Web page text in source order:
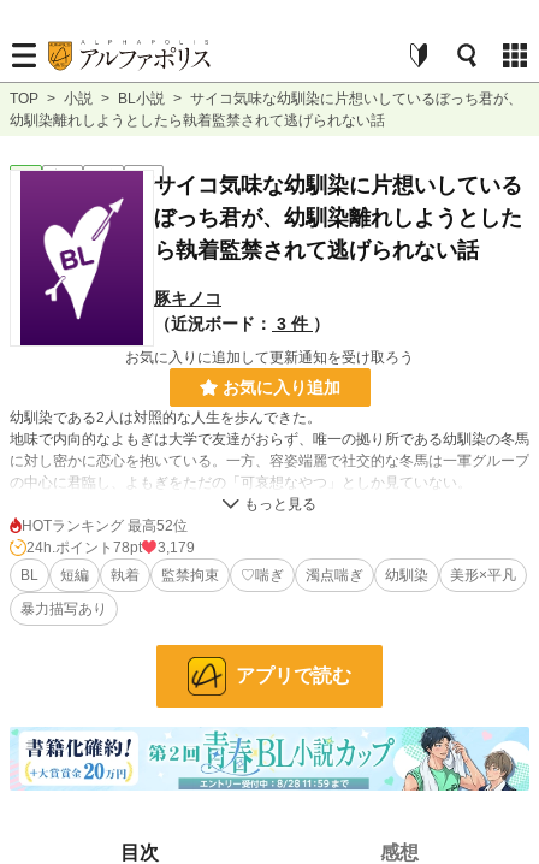
TOP > 小説 > BL小説 > サイコ気味な幼馴染に片想いしているぼっち君が、
幼馴染離れしようとしたら執着監禁されて逃げられない話
BL 完結 短編 R18 サイコ気味な幼馴染に片想いしている
ぼっち君が、幼馴染離れしようとした
ら執着監禁されて逃げられない話
豚キノコ
（近況ボード： 3 件 ）
お気に入りに追加して更新通知を受け取ろう
お気に入り追加
幼馴染である2人は対照的な人生を歩んできた。
地味で内向的なよもぎは大学で友達がおらず、唯一の拠り所である幼馴染の冬馬
に対し密かに恋心を抱いている。一方、容姿端麗で社交的な冬馬は一軍グループ
の中心に君臨し、よもぎをただの「可哀想なやつ」としか見ていない。
ある日、冬馬が仲間内でよもぎを嘲笑うような内容の会話している場面を発見し
心が砕かれ、冬馬を少し避けるようになる。酔った勢いで無謀な告白を試みるも
拒絶され、冬馬への想いを諦めようとさらに距離を置くよもぎに対し、冬馬は予
想外の執着を見せ始める。
サイコ幼馴染×地味平凡ぼっち
・同性愛軽視的な描写が多少含まれます（男同士なんて有り得ない…等）
・サイコとありますがこれは作者の裁量であり、実際のサイコパスとは意味が異
なる可能性があります。
めなら犯罪を犯すことを厭わないという攻めキャラクターなため、このような表
HOTランキング 最高52位
24h.ポイント 78pt
3,179
BL
短編 執着 監禁拘束 ♡喘ぎ 濁点喘ぎ 幼馴染
美形×平凡
暴力描写あり
アプリで読む
目次 感想